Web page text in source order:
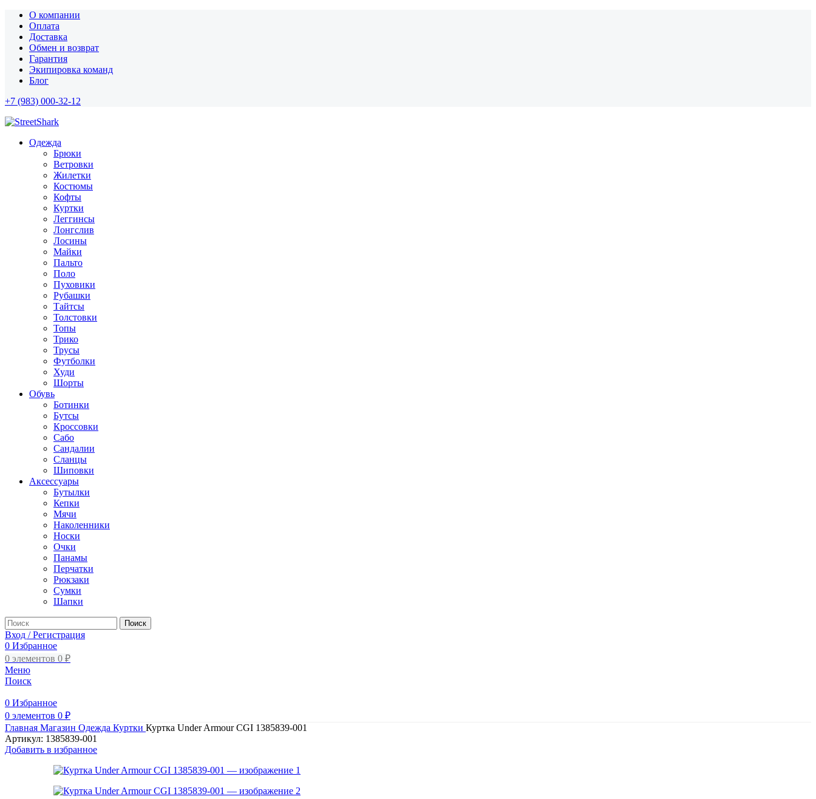
О компании
Оплата
Доставка
Обмен и возврат
Гарантия
Экипировка команд
Блог
+7 (983) 000-32-12
Одежда
Брюки
Ветровки
Жилетки
Костюмы
Кофты
Куртки
Леггинсы
Лонгслив
Лосины
Майки
Пальто
Поло
Пуховики
Рубашки
Тайтсы
Толстовки
Топы
Трико
Трусы
Футболки
Худи
Шорты
Обувь
Ботинки
Бутсы
Кроссовки
Сабо
Сандалии
Сланцы
Шиповки
Аксессуары
Бутылки
Кепки
Мячи
Наколенники
Носки
Очки
Панамы
Перчатки
Рюкзаки
Сумки
Шапки
Поиск
Вход / Регистрация
0 Избранное
0 элементов 0 ₽
Меню
Поиск
0 Избранное
0 элементов 0 ₽
Главная Магазин Одежда Куртки Куртка Under Armour CGI 1385839-001
Артикул: 1385839-001
Добавить в избранное